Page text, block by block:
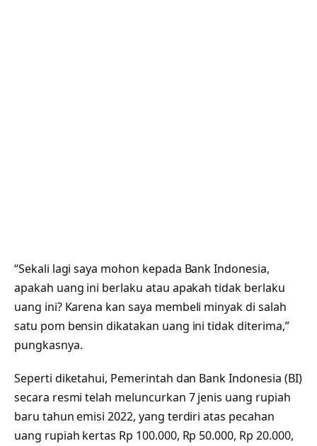
“Sekali lagi saya mohon kepada Bank Indonesia,
apakah uang ini berlaku atau apakah tidak berlaku
uang ini? Karena kan saya membeli minyak di salah
satu pom bensin dikatakan uang ini tidak diterima,”
pungkasnya.
Seperti diketahui, Pemerintah dan Bank Indonesia (BI)
secara resmi telah meluncurkan 7 jenis uang rupiah
baru tahun emisi 2022, yang terdiri atas pecahan
uang rupiah kertas Rp 100.000, Rp 50.000, Rp 20.000,